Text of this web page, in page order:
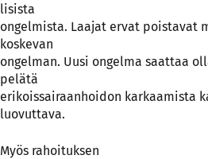
li­sis­ta
on­gel­mis­ta. Laa­jat er­vat pois­ta­vat
kos­ke­van
on­gel­man. Uu­si on­gel­ma saat­taa
pe­lä­tä
eri­kois­sai­raan­hoi­don kar­kaa­mis­ta
luo­vut­ta­va.
Myös ra­hoi­tuk­sen